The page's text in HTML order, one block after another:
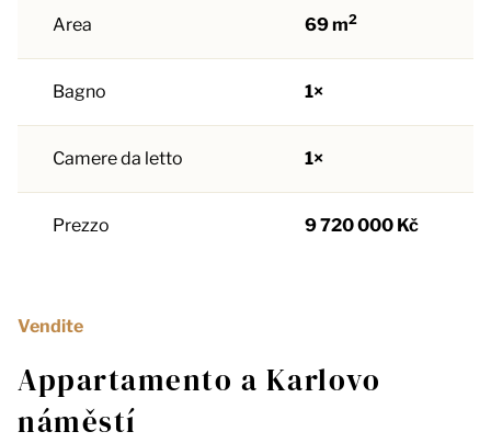
Vendite
Appartamento a Karlovo
náměstí
Area 69 m2
Bagno 1×
Camere da letto 1×
Prezzo 9 720 000 Kč